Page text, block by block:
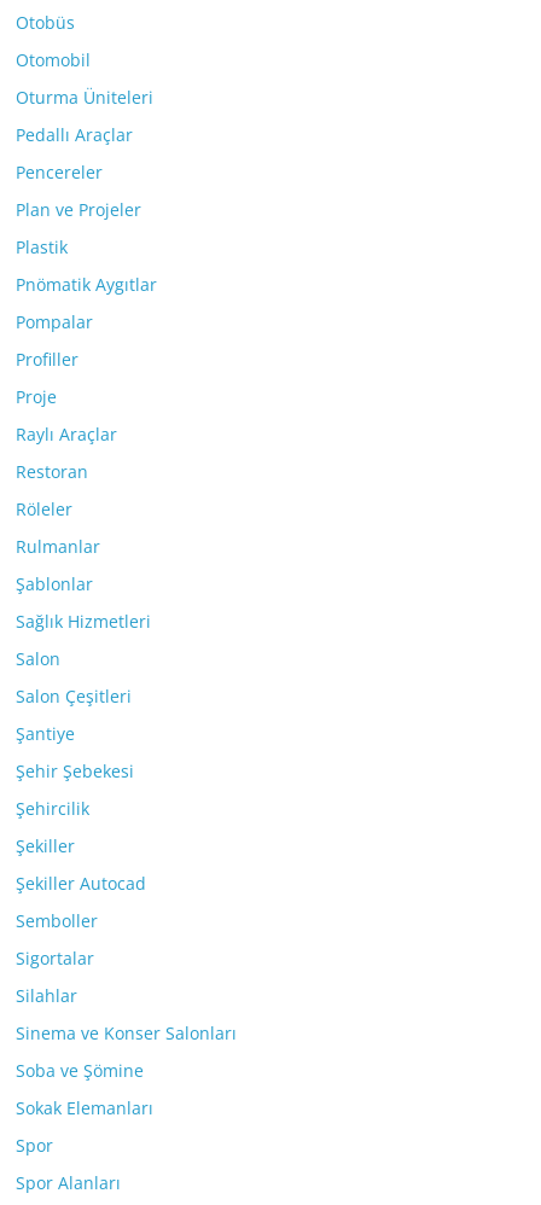
Otobüs
Otomobil
Oturma Üniteleri
Pedallı Araçlar
Pencereler
Plan ve Projeler
Plastik
Pnömatik Aygıtlar
Pompalar
Profiller
Proje
Raylı Araçlar
Restoran
Röleler
Rulmanlar
Şablonlar
Sağlık Hizmetleri
Salon
Salon Çeşitleri
Şantiye
Şehir Şebekesi
Şehircilik
Şekiller
Şekiller Autocad
Semboller
Sigortalar
Silahlar
Sinema ve Konser Salonları
Soba ve Şömine
Sokak Elemanları
Spor
Spor Alanları